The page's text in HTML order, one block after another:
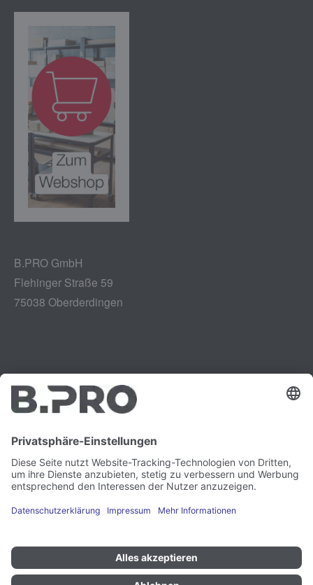
B.PRO GmbH
Flehinger Straße 59
75038 Oberderdingen
Impressum
Datenschutz
Schwachstellenmeldung
Karriere
Presse
Newsletter